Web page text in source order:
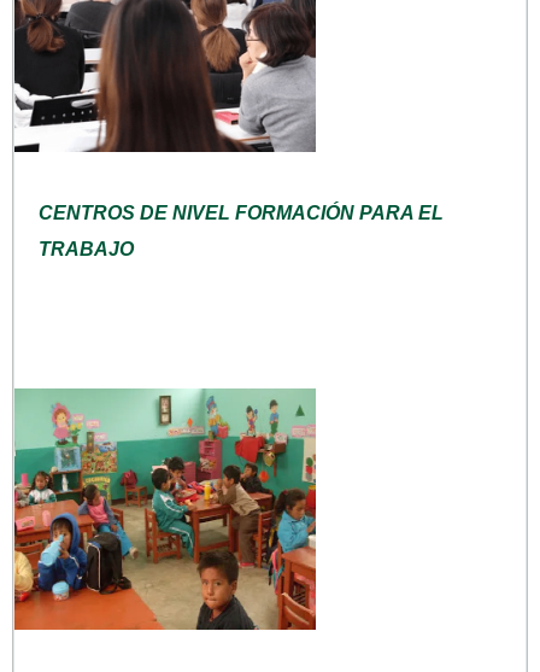
CENTROS DE NIVEL FORMACIÓN PARA EL
TRABAJO